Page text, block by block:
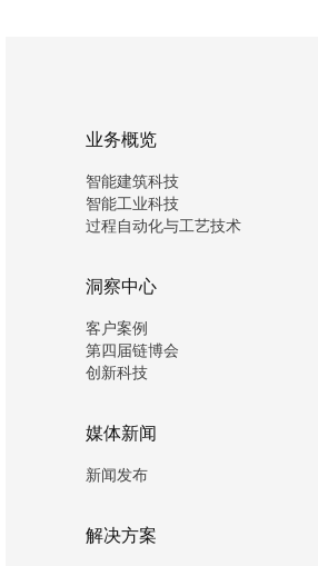
业务概览
智能建筑科技
智能工业科技
过程自动化与工艺技术
洞察中心
客户案例
第四届链博会
创新科技
媒体新闻
新闻发布
解决方案